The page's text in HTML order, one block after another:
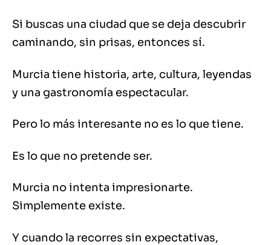
Si buscas una ciudad que se deja descubrir
caminando, sin prisas, entonces sí.
Murcia tiene historia, arte, cultura, leyendas
y una gastronomía espectacular.
Pero lo más interesante no es lo que tiene.
Es lo que no pretende ser.
Murcia no intenta impresionarte.
Simplemente existe.
Y cuando la recorres sin expectativas,